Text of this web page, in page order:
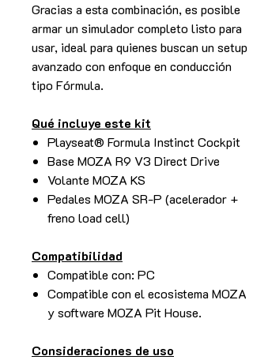
Gracias a esta combinación, es posible
armar un simulador completo listo para
usar, ideal para quienes buscan un setup
avanzado con enfoque en conducción
tipo Fórmula.
Qué incluye este kit
Playseat® Formula Instinct Cockpit
Base MOZA R9 V3 Direct Drive
Volante MOZA KS
Pedales MOZA SR-P (acelerador +
freno load cell)
Compatibilidad
Compatible con: PC
Compatible con el ecosistema MOZA
y software MOZA Pit House.
Consideraciones de uso